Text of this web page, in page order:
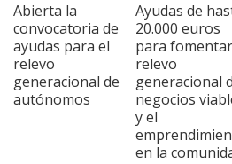
Abierta la
convocatoria de
ayudas para el
relevo
generacional de
autónomos
Ayudas de
20.000 euros
para
relevo
generacional
negocios
y el
en la